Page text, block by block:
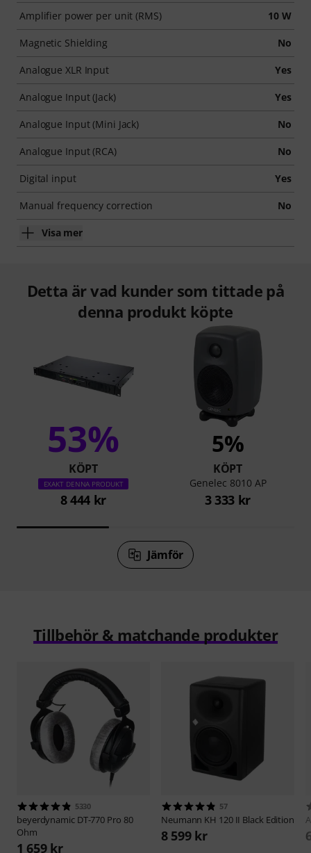
Amplifier power per unit (RMS) 10 W
Magnetic Shielding No
Analogue XLR Input Yes
Analogue Input (Jack) Yes
Analogue Input (Mini Jack) No
Analogue Input (RCA) No
Digital input Yes
Manual frequency correction No
Visa mer
Detta är vad kunder som tittade på
denna produkt köpte
53%
KÖPT
EXAKT DENNA PRODUKT
8 444 kr
5%
KÖPT
Genelec 8010 AP
3 333 kr
Jämför
Tillbehör & matchande produkter
5330
beyerdynamic DT-770 Pro 80
Ohm
1 659 kr
57
Neumann KH 120 II Black Edition
8 599 kr